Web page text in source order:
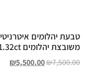
טבעת יהלומים איטרניטי
משובצת יהלומים 1.32ct
₪7,500.00
₪5,500.00